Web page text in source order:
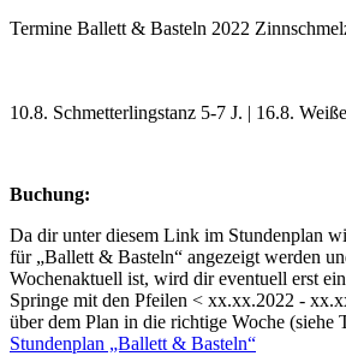
Termine Ballett & Basteln 2022
10.8. Schmetterlingstanz 5-7 J. | 16.8.
Buchung:
Da dir unter diesem Link im Stundenplan
für „Ballett & Basteln“ angezeigt werden
Wochenaktuell ist, wird dir eventuell erst
Springe mit den Pfeilen < xx.xx.2022 -
über dem Plan in die richtige Woche (siehe
Stundenplan „Ballett & Basteln“